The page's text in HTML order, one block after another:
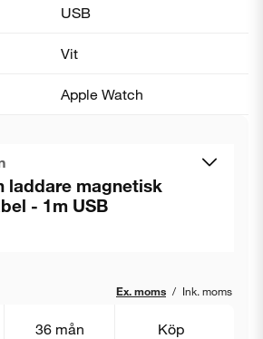
USB
Vit
Apple Watch
laddare magnetisk
- 1m USB
Ex. moms / Ink. moms
36 mån Köp